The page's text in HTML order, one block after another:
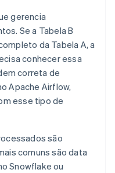
gerencia
Se a Tabela B
da Tabela A, a
conhecer essa
correta de
Apache Airflow,
esse tipo de
são
comuns são data
Snowflake ou